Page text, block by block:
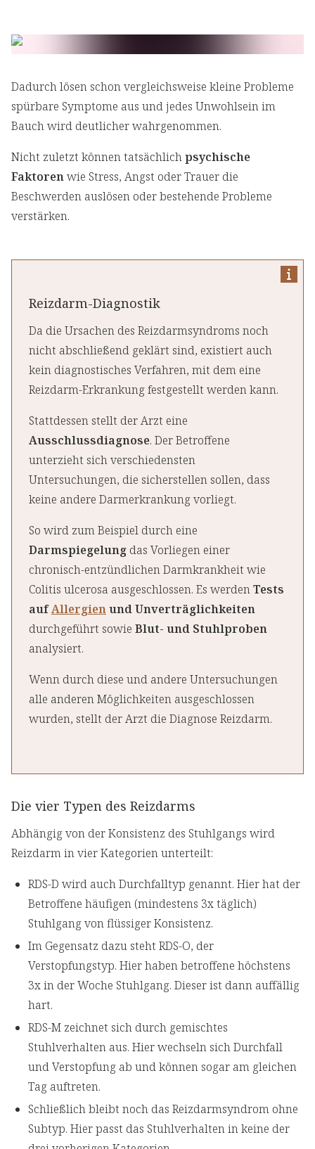
Dadurch lösen schon vergleichsweise kleine Probleme
spürbare Symptome aus und jedes Unwohlsein im
Bauch wird deutlicher wahrgenommen.
Nicht zuletzt können tatsächlichpsychische
Faktorenwie Stress, Angst oder Trauer die
Beschwerden auslösen oder bestehende Probleme
verstärken.
Reizdarm-Diagnostik
Da die Ursachen des Reizdarmsyndroms noch
nicht abschließend geklärt sind, existiert auch
kein diagnostisches Verfahren, mit dem eine
Reizdarm-Erkrankung festgestellt werden kann.
Stattdessen stellt der Arzt eine
Ausschlussdiagnose. Der Betroffene
unterzieht sich verschiedensten
Untersuchungen, die sicherstellen sollen, dass
keine andere Darmerkrankung vorliegt.
So wird zum Beispiel durch eine
Darmspiegelung das Vorliegen einer
chronisch-entzündlichen Darmkrankheit wie
Colitis ulcerosa ausgeschlossen. Es werdenTests
aufAllergienund Unverträglichkeiten
durchgeführt sowie Blut- und Stuhlproben
analysiert.
Wenn durch diese und andere Untersuchungen
alle anderen Möglichkeiten ausgeschlossen
wurden, stellt der Arzt die Diagnose Reizdarm.
Die vier Typen des Reizdarms
Abhängig von der Konsistenz des Stuhlgangs wird
Reizdarm in vier Kategorien unterteilt:
RDS-D wird auch Durchfalltyp genannt. Hier hat der
Betroffene häufigen (mindestens 3x täglich)
Stuhlgang von flüssiger Konsistenz.
Im Gegensatz dazu steht RDS-O, der
Verstopfungstyp. Hier haben betroffene höchstens
3x in der Woche Stuhlgang. Dieser ist dann auffällig
hart.
RDS-M zeichnet sich durch gemischtes
Stuhlverhalten aus. Hier wechseln sich Durchfall
und Verstopfung ab und können sogar am gleichen
Tag auftreten.
Schließlich bleibt noch das Reizdarmsyndrom ohne
Subtyp. Hier passt das Stuhlverhalten in keine der